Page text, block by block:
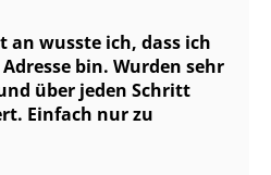
an wusste ich, dass ich
bin. Wurden sehr
über jeden Schritt
Einfach nur zu